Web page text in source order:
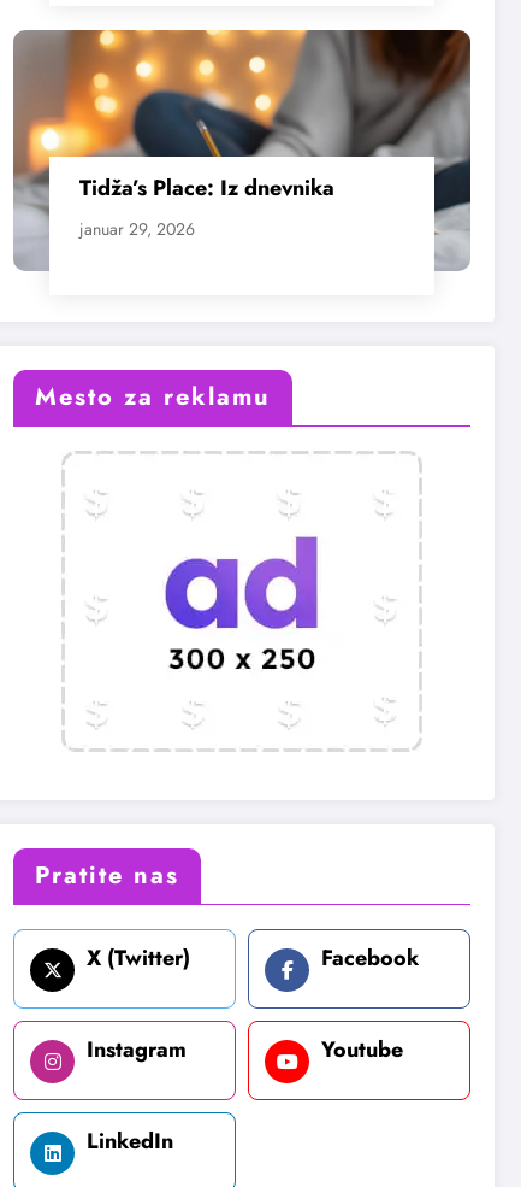
Tidža’s Place: Iz dnevnika
januar 29, 2026
Mesto za reklamu
Pratite nas
X (Twitter) Facebook
Instagram Youtube
LinkedIn